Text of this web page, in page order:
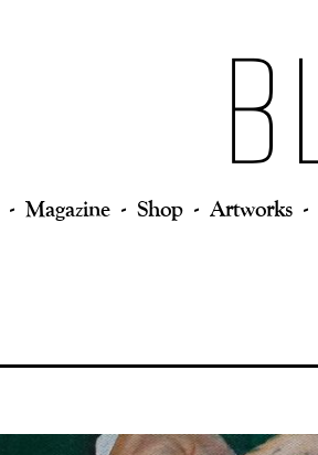
Magazine Shop Artworks